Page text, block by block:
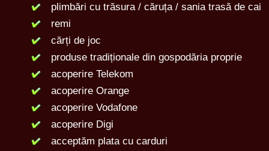
plimbări cu trăsura / căruța / sania trasă de cai
remi
cărți de joc
produse tradiționale din gospodăria proprie
acoperire Telekom
acoperire Orange
acoperire Vodafone
acoperire Digi
acceptăm plata cu carduri